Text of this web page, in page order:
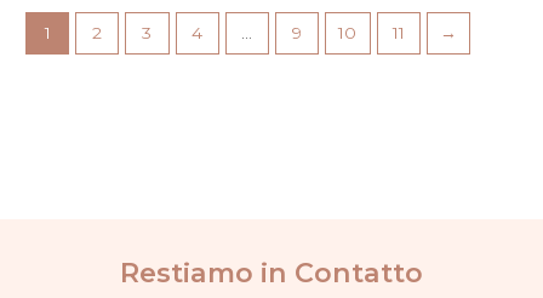
1 2 3 4 9 10 11 →
Restiamo in Contatto